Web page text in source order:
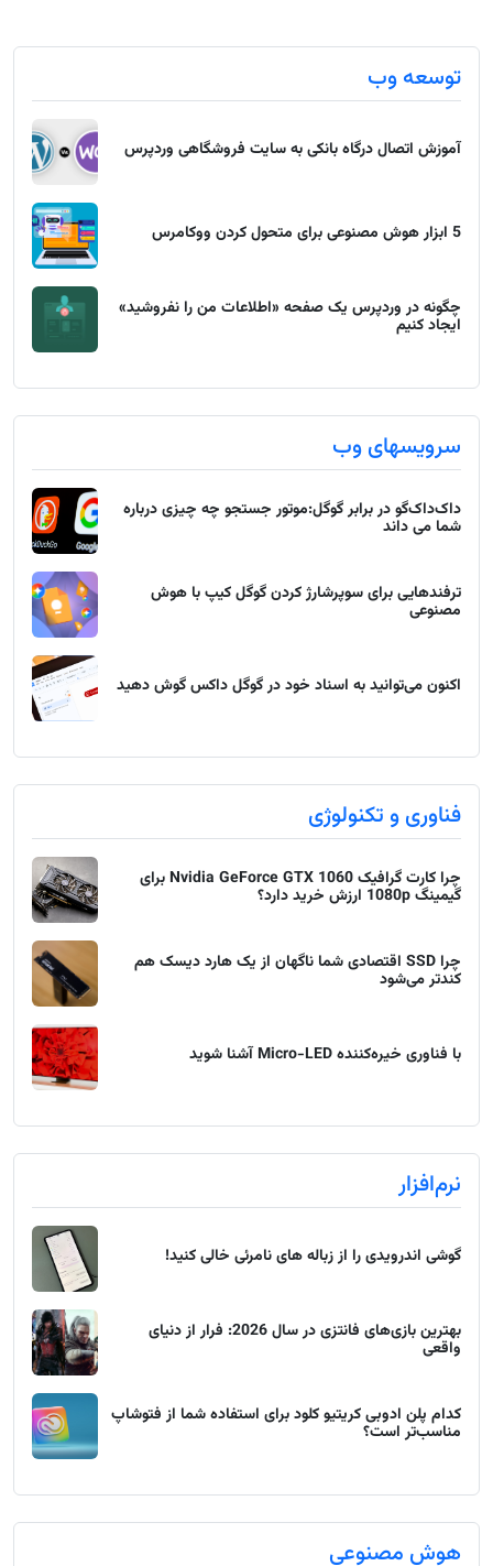
توسعه وب
آموزش اتصال درگاه بانکی به سایت فروشگاهی وردپرس
5 ابزار هوش مصنوعی برای متحول کردن ووکامرس
چگونه در وردپرس یک صفحه «اطلاعات من را نفروشید»
ایجاد کنیم
سرویسهای وب
داک‌داک‌گو در برابر گوگل:موتور جستجو چه چیزی درباره
شما می داند
ترفندهایی برای سوپرشارژ کردن گوگل کیپ با هوش
مصنوعی
اکنون می‌توانید به اسناد خود در گوگل داکس گوش دهید
فناوری و تکنولوژی
چرا کارت گرافیک Nvidia GeForce GTX 1060 برای
گیمینگ 1080p ارزش خرید دارد؟
چرا SSD اقتصادی شما ناگهان از یک هارد دیسک هم
کندتر می‌شود
با فناوری خیره‌کننده Micro-LED آشنا شوید
نرم‌افزار
گوشی اندرویدی را از زباله های نامرئی خالی کنید!
بهترین بازی‌های فانتزی در سال 2026: فرار از دنیای
واقعی
کدام پلن ادوبی کریتیو کلود برای استفاده شما از فتوشاپ
مناسب‌تر است؟
هوش مصنوعی